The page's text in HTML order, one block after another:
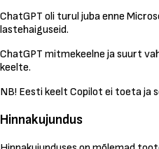
ChatGPT oli turul juba enne
lastehaiguseid.
ChatGPT mitmekeelne ja suurt
keelte.
NB! Eesti keelt Copilot ei toeta ja
Hinnakujundus